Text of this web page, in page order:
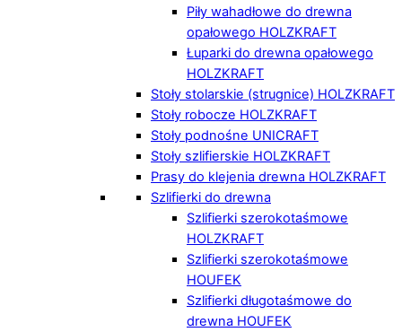
Piły wahadłowe do drewna
opałowego HOLZKRAFT
Łuparki do drewna opałowego
HOLZKRAFT
Stoły stolarskie (strugnice) HOLZKRAFT
Stoły robocze HOLZKRAFT
Stoły podnośne UNICRAFT
Stoły szlifierskie HOLZKRAFT
Prasy do klejenia drewna HOLZKRAFT
Szlifierki do drewna
Szlifierki szerokotaśmowe
HOLZKRAFT
Szlifierki szerokotaśmowe
HOUFEK
Szlifierki długotaśmowe do
drewna HOUFEK